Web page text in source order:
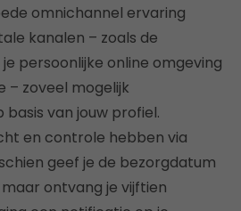
omnichannel ervaring
kanalen – zoals de
persoonlijke online omgeving
– zoveel mogelijk
van jouw profiel.
en controle hebben via
geef je de bezorgdatum
ontvang je vijftien